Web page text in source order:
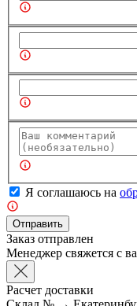
Я соглашаюсь на
Отправить
Заказ отправлен
Менеджер свяжется с
Расчет доставки